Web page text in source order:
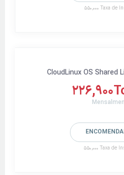
550,000 Taxa de
CloudLinux OS Shared
550,000 Taxa de